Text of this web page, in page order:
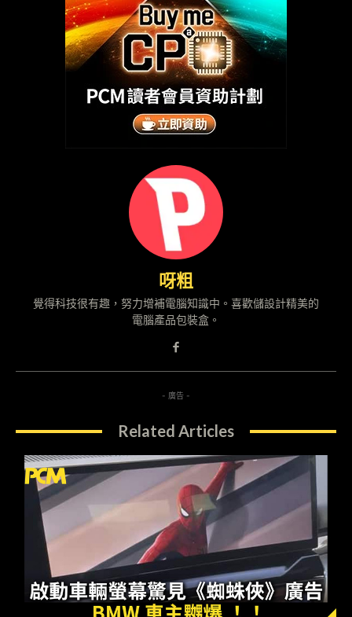
呀粗
覺得科技很有趣，努力增補電腦知識中。喜歡儲設計精美的
電腦產品包裝盒。
- 廣告 -
Related Articles